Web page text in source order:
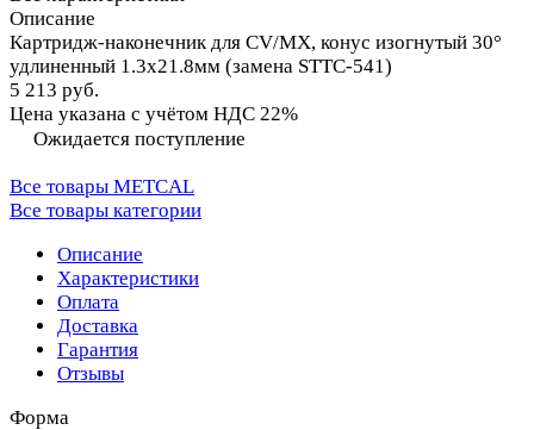
Описание
Картридж-наконечник для СV/MX, конус изогнутый 30°
удлиненный 1.3х21.8мм (замена STTC-541)
5 213 руб.
Цена указана с учётом НДС 22%
Ожидается поступление
Все товары METCAL
Все товары категории
Описание
Характеристики
Оплата
Доставка
Гарантия
Отзывы
Форма